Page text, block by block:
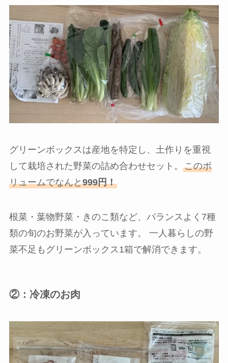
グリーンボックスは産地を特定し、土作りを重視
して栽培された野菜の詰め合わせセット。 このボ
リュームでなんと999円！
根菜・葉物野菜・きのこ類など、バランスよく7種
類の旬のお野菜が入っています。 一人暮らしの野
菜不足もグリーンボックス1箱で解消できます。
②：冷凍のお肉